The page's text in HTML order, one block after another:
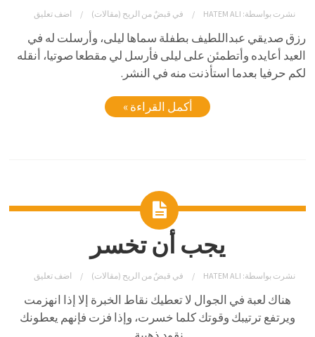
نشرت بواسطة: HATEM ALI في قبضٌ من الريح (مقالات) اضف تعليق
رزق صديقي عبداللطيف بطفلة سماها ليلى، وأرسلت له في
العيد أعايده وأتطمئن على ليلى فأرسل لي مقطعا صوتيا، أنقله
لكم حرفيا بعدما استأذنت منه في النشر.
أكمل القراءة »
يجب أن تخسر
نشرت بواسطة: HATEM ALI في قبضٌ من الريح (مقالات) اضف تعليق
هناك لعبة في الجوال لا تعطيك نقاط الخبرة إلا إذا انهزمت
ويرتفع ترتيبك وقوتك كلما خسرت، وإذا فزت فإنهم يعطونك